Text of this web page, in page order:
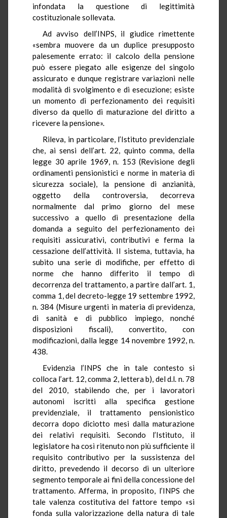
infondata la questione di legittimità
costituzionale sollevata.
Ad avviso dell’INPS, il giudice rimettente
«sembra muovere da un duplice presupposto
palesemente errato: il calcolo della pensione
può essere piegato alle esigenze del singolo
assicurato e dunque registrare variazioni nelle
modalità di svolgimento e di esecuzione; esiste
un momento di perfezionamento dei requisiti
diverso da quello di maturazione del diritto a
ricevere la pensione».
Rileva, in particolare, l’Istituto previdenziale
che, ai sensi dell’art. 22, quinto comma, della
legge 30 aprile 1969, n. 153 (Revisione degli
ordinamenti pensionistici e norme in materia di
sicurezza sociale), la pensione di anzianità,
oggetto della controversia, decorreva
normalmente dal primo giorno del mese
successivo a quello di presentazione della
domanda a seguito del perfezionamento dei
requisiti assicurativi, contributivi e ferma la
cessazione dell’attività. Il sistema, tuttavia, ha
subito una serie di modifiche, per effetto di
norme che hanno differito il tempo di
decorrenza del trattamento, a partire dall’art. 1,
comma 1, del decreto-legge 19 settembre 1992,
n. 384 (Misure urgenti in materia di previdenza,
di sanità e di pubblico impiego, nonché
disposizioni fiscali), convertito, con
modificazioni, dalla legge 14 novembre 1992, n.
438.
Evidenzia l’INPS che in tale contesto si
colloca l’art. 12, comma 2, lettera b), del d.l. n. 78
del 2010, stabilendo che, per i lavoratori
autonomi iscritti alla specifica gestione
previdenziale, il trattamento pensionistico
decorra dopo diciotto mesi dalla maturazione
dei relativi requisiti. Secondo l’Istituto, il
legislatore ha così ritenuto non più sufficiente il
requisito contributivo per la sussistenza del
diritto, prevedendo il decorso di un ulteriore
segmento temporale ai fini della concessione del
trattamento. Afferma, in proposito, l’INPS che
tale valenza costitutiva del fattore tempo «si
fonda sulla valorizzazione della natura di tale